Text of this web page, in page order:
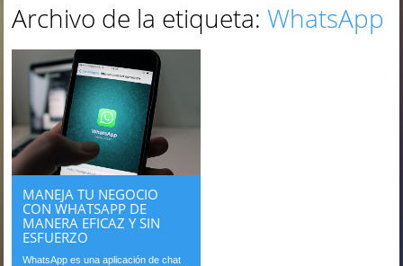
Archivo de la etiqueta:WhatsApp
MANEJA TU NEGOCIO
CON WHATSAPP DE
MANERA EFICAZ Y SIN
ESFUERZO
WhatsApp es una aplicación de chat